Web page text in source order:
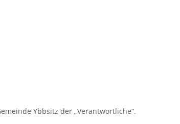
Ybbsitz der „Verantwortliche“.